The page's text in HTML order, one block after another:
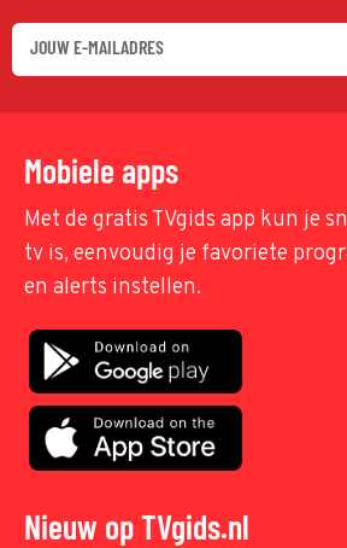
Mobiele apps
Met de gratis TVgids app kun je
tv is, eenvoudig je favoriete
en alerts instellen.
Nieuw op TVgids.nl